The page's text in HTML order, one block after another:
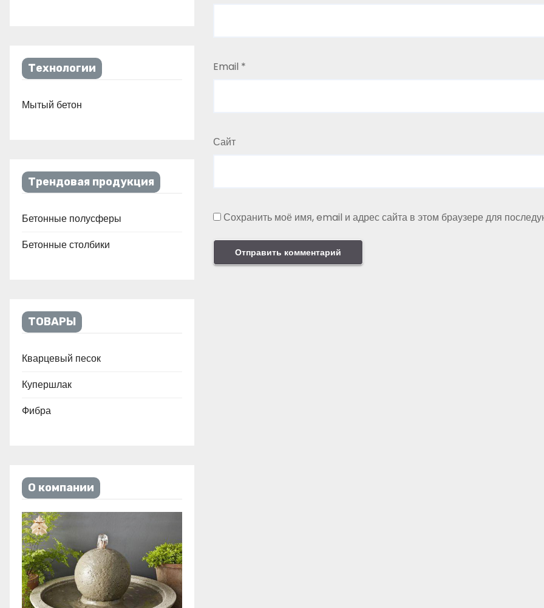
Технологии
Мытый бетон
Трендовая продукция
Бетонные полусферы
Бетонные столбики
ТОВАРЫ
Кварцевый песок
Купершлак
Фибра
О компании
Email *
Сайт
Сохранить моё имя, email и адрес сайта в этом браузере для